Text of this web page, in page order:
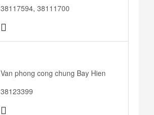
38117594, 38111700
Van phong cong chung Bay Hien
38123399